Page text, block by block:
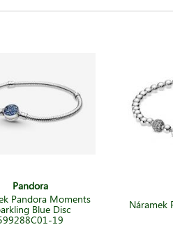
Pandora
Pandora Moments
Blue Disc
19
Náramek